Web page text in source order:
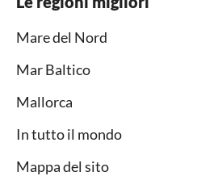
Mare del Nord
Mar Baltico
Mallorca
In tutto il mondo
Mappa del sito